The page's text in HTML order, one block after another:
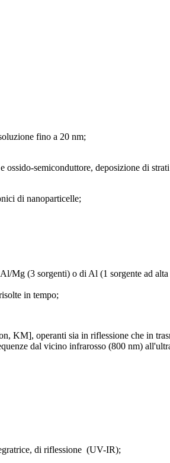
fino a 20 nm;
semiconduttore, deposizione di
di nanoparticelle;
Mg (3 sorgenti) o di Al (1 sorgente ad
in tempo;
KM], operanti sia in riflessione che in
dal vicino infrarosso (800 nm)
di riflessione (UV-IR);